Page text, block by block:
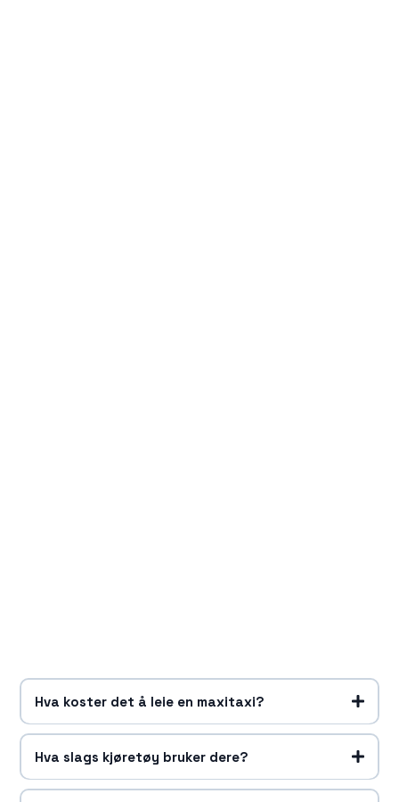
Hva koster det å leie en maxitaxi?
Hva slags kjøretøy bruker dere?